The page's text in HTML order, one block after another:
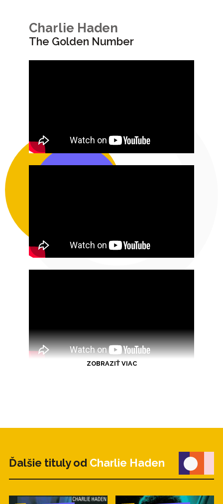
Charlie Haden
The Golden Number
ZOBRAZIŤ VIAC
Ďalšie tituly od Charlie Haden